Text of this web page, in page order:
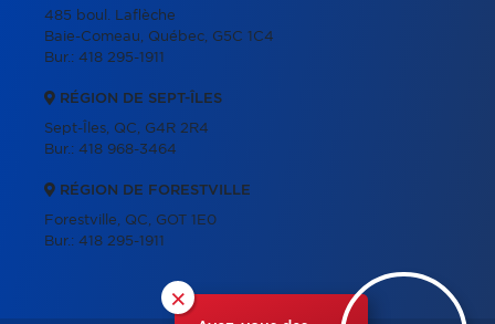
×
485 boul. Laflèche
Baie-Comeau, Québec, G5C 1C4
Bur.: 418 295-1911
RÉGION DE SEPT-ÎLES
Sept-Îles, QC, G4R 2R4
Bur.: 418 968-3464
RÉGION DE FORESTVILLE
Forestville, QC, GOT 1E0
Bur.: 418 295-1911